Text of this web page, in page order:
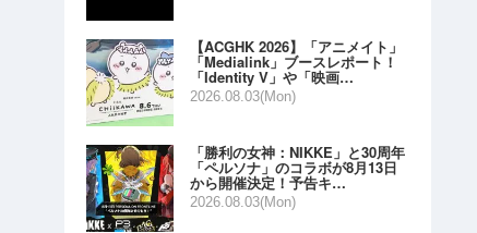
【ACGHK 2026】「アニメイト」
「Medialink」ブースレポート！
「Identity V」や「映画…
2026.08.03(Mon)
「勝利の女神：NIKKE」と30周年
「ペルソナ」のコラボが8月13日
から開催決定！予告キ…
2026.08.03(Mon)